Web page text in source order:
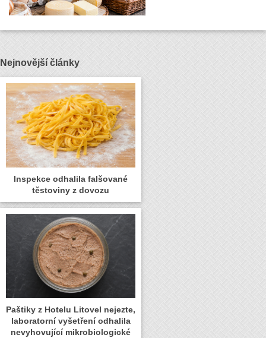
Nejnovější články
Inspekce odhalila falšované
těstoviny z dovozu
Paštiky z Hotelu Litovel nejezte,
laboratorní vyšetření odhalila
nevyhovující mikrobiologické